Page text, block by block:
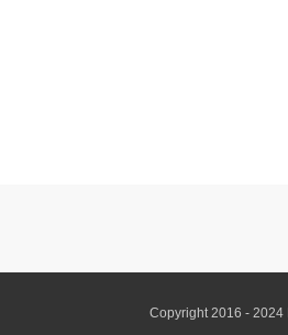
Copyright 2016 - 2024